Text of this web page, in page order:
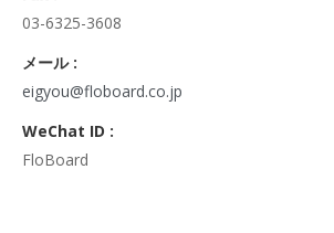
ールデンウィークを除く)
6. 個人情報における任意性について
個人情報のご提供は、ご本人の任意です。た
ご入力頂けない場合は本フォームをご利用
了承ください。
03-6325-3608
メール :
eigyou@floboard.co.jp
WeChat ID :
FloBoard